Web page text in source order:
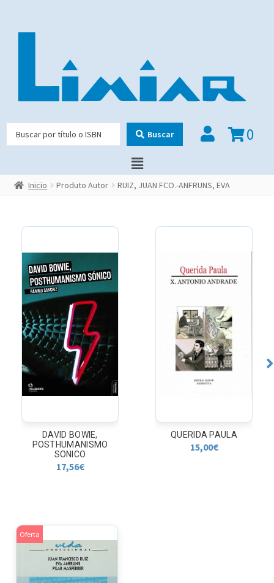
Buscar 0
Inicio Produto Autor RUIZ, JUAN FCO.-ANFRUNS, EVA
QUERIDA PAULA
15,00€
LA MUJER DEL
PORVENIR. (Ilustrado)
Oferta